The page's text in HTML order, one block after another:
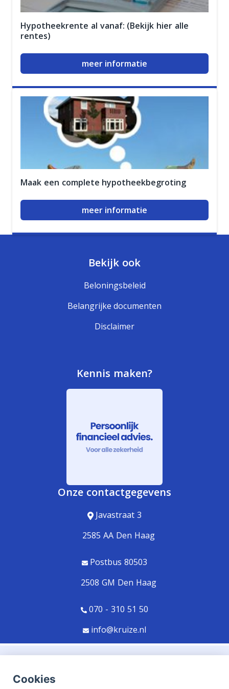
Cookies
Hypotheekrente al vanaf: (Bekijk hier alle
rentes)
meer informatie
Maak een complete hypotheekbegroting
meer informatie
Bekijk ook
Beloningsbeleid
Belangrijke documenten
Disclaimer
Kennis maken?
Onze contactgegevens
Javastraat 3
2585 AA Den Haag
Postbus 80503
2508 GM Den Haag
070 - 310 51 50
info@kruize.nl
© CopyrightAssupport BV2026
Sitemap